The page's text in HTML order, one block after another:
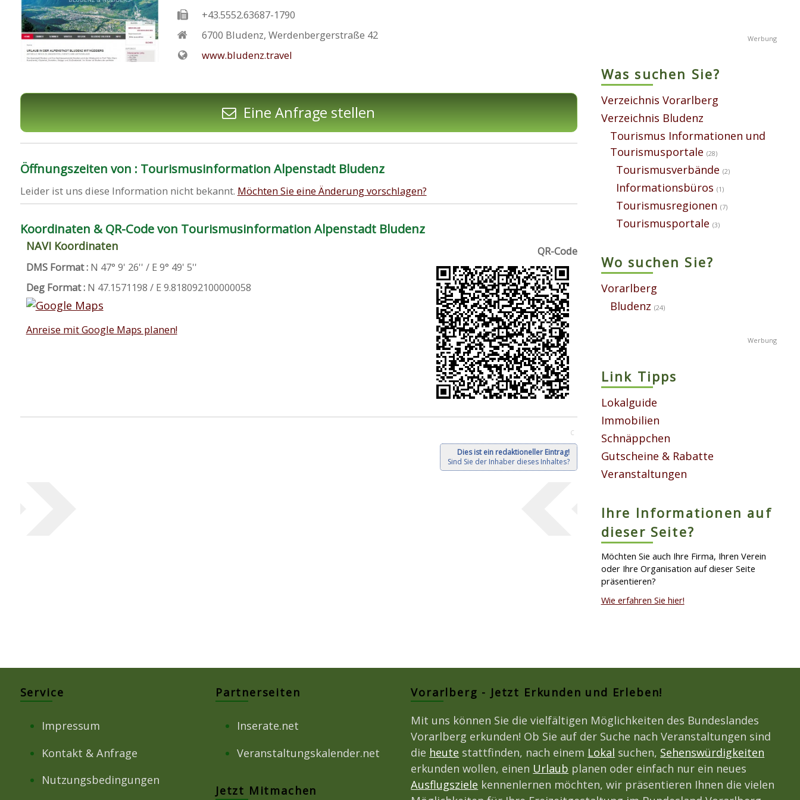
+43.5552.63687-1790
6700 Bludenz,Werdenbergerstraße 42
www.bludenz.travel
Eine Anfrage stellen
Öffnungszeiten von : Tourismusinformation Alpenstadt Bludenz
Leider ist uns diese Information nicht bekannt. Möchten Sie eine Änderung vorschlagen?
Koordinaten & QR-Code von Tourismusinformation Alpenstadt Bludenz
NAVI Koordinaten
DMS Format : N 47° 9' 26'' / E 9° 49' 5''
Deg Format : N 47.1571198 / E9.818092100000058
Anreise mit Google Maps planen!
QR-Code
C
Dies ist ein redaktioneller Eintrag!
Sind Sie der Inhaber dieses Inhaltes?
Was suchen Sie?
Verzeichnis Vorarlberg
Verzeichnis Bludenz
Tourismus Informationen und
Tourismusportale (28)
Tourismusverbände (2)
Informationsbüros (1)
Tourismusregionen (7)
Tourismusportale (3)
Wo suchen Sie?
Vorarlberg
Bludenz (24)
Link Tipps
Lokalguide
Immobilien
Schnäppchen
Gutscheine & Rabatte
Veranstaltungen
Ihre Informationen auf
dieser Seite?
Möchten Sie auch Ihre Firma, Ihren Verein
oder Ihre Organisation auf dieser Seite
präsentieren?
Wie erfahren Sie hier!
Service
Impressum
Kontakt & Anfrage
Nutzungsbedingungen
Partnerseiten
Inserate.net
Veranstaltungskalender.net
Jetzt Mitmachen
Vorarlberg - Jetzt Erkunden und Erleben!
Mit uns können Sie die vielfältigen Möglichkeiten des Bundeslandes
Vorarlberg erkunden! Ob Sie auf der Suche nach Veranstaltungen sind
die heute stattfinden, nach einem Lokal suchen, Sehenswürdigkeiten
erkunden wollen, einen Urlaub planen oder einfach nur ein neues
Ausflugsziele kennenlernen möchten, wir präsentieren Ihnen die vielen